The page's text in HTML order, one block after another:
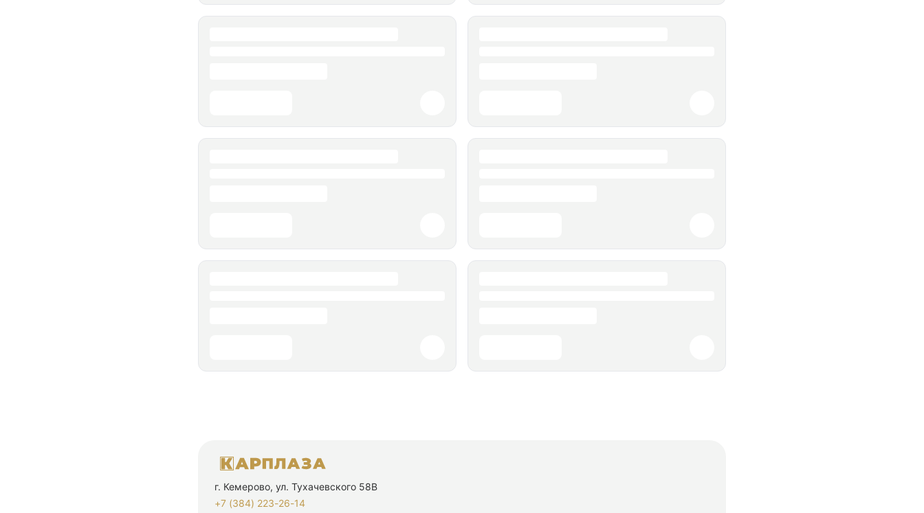
г. Кемерово, ул. Тухачевского 58В
+7 (384) 223-26-14‬